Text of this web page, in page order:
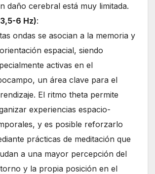
daño cerebral está muy limitada.
6 Hz):
ondas se asocian a la memoria y
espacial, siendo
activas en el
un área clave para el
El ritmo theta permite
experiencias espacio-
y es posible reforzarlo
prácticas de meditación que
a una mayor percepción del
y la propia posición en el